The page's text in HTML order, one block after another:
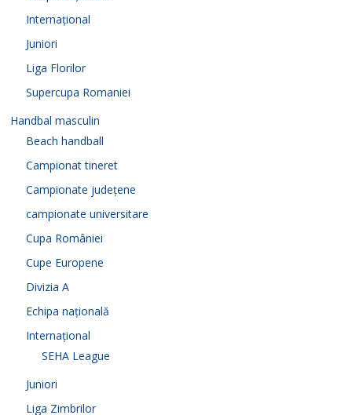
Internațional
Juniori
Liga Florilor
Supercupa Romaniei
Handbal masculin
Beach handball
Campionat tineret
Campionate județene
campionate universitare
Cupa României
Cupe Europene
Divizia A
Echipa națională
Internațional
SEHA League
Juniori
Liga Zimbrilor